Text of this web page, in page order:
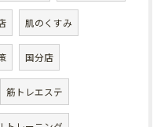
肌のくすみ
国分店
筋トレエステ